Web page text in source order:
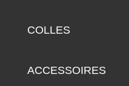
COLLES
ACCESSOIRES